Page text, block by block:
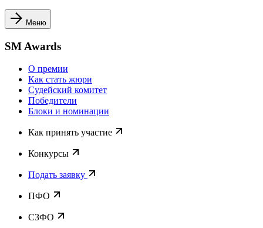
Меню
SM Awards
О премии
Как стать жюри
Судейский комитет
Победители
Блоки и номинации
Как принять участие
Конкурсы
Подать заявку
ПФО
СЗФО